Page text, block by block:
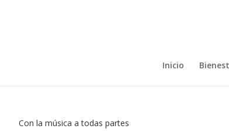
Inicio
Con la música a todas partes